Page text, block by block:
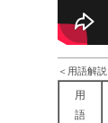
＜用語解説
用
語